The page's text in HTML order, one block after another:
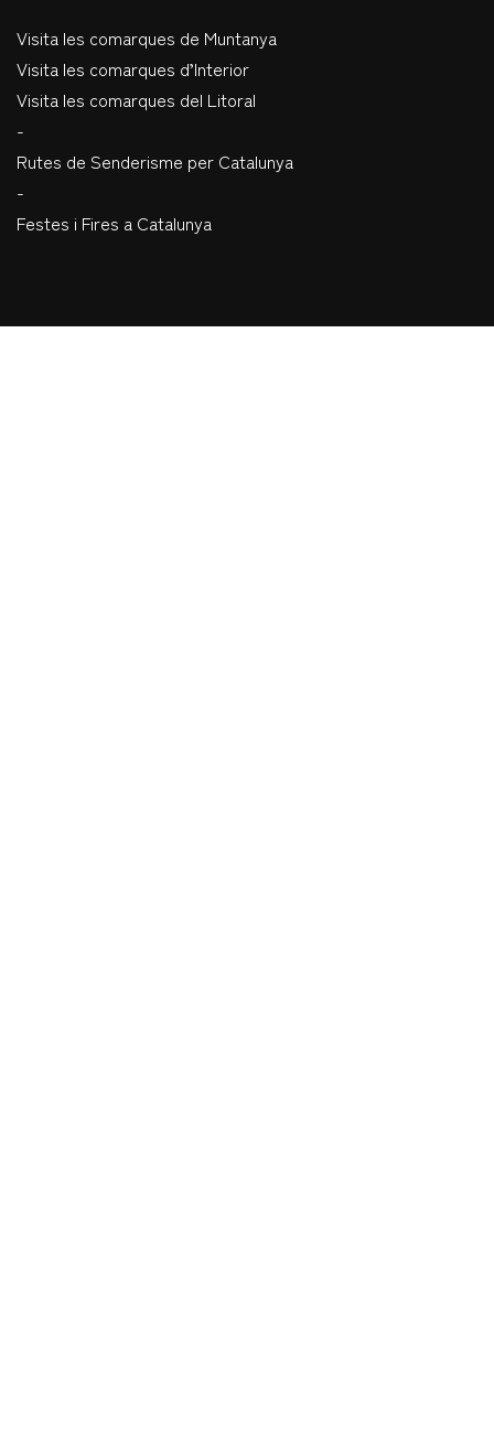
Visita les comarques de Muntanya
Visita les comarques d’Interior
Visita les comarques del Litoral
-
Rutes de Senderisme per Catalunya
-
Festes i Fires a Catalunya